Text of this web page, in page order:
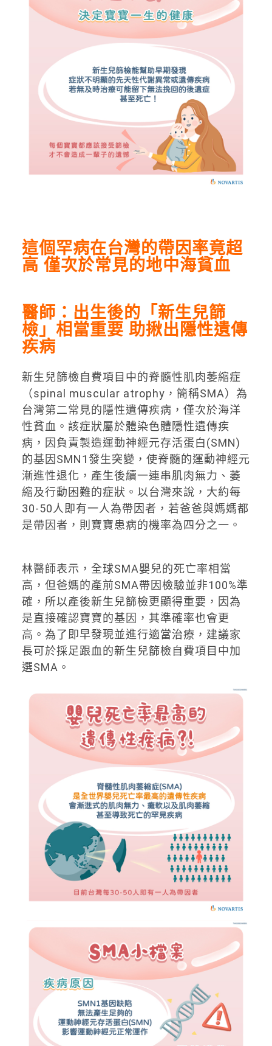
這個罕病在台灣的帶因率竟超
高 僅次於常見的地中海貧血
醫師：出生後的「新生兒篩
檢」相當重要 助揪出隱性遺傳
疾病
新生兒篩檢自費項目中的脊髓性肌肉萎縮症
（spinal muscular atrophy，簡稱SMA）為
台灣第二常見的隱性遺傳疾病，僅次於海洋
性貧血。該症狀屬於體染色體隱性遺傳疾
病，因負責製造運動神經元存活蛋白(SMN)
的基因SMN1發生突變，使脊髓的運動神經元
漸進性退化，產生後續一連串肌肉無力、萎
縮及行動困難的症狀。以台灣來說，大約每
30-50人即有一人為帶因者，若爸爸與媽媽都
是帶因者，則寶寶患病的機率為四分之一。
林醫師表示，全球SMA嬰兒的死亡率相當
高，但爸媽的產前SMA帶因檢驗並非100%準
確，所以產後新生兒篩檢更顯得重要，因為
是直接確認寶寶的基因，其準確率也會更
高。為了即早發現並進行適當治療，建議家
長可於採足跟血的新生兒篩檢自費項目中加
選SMA。